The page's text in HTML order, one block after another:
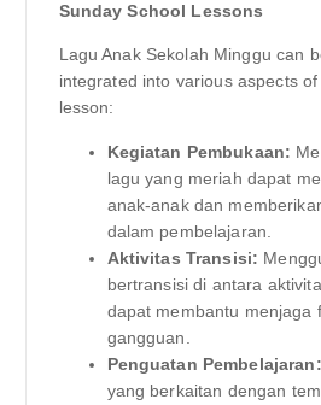
Sunday School Lessons
Lagu Anak Sekolah Minggu can
integrated into various aspects
lesson:
Kegiatan Pembukaan:
lagu yang meriah dapat
anak-anak dan
dalam pembelajaran.
Aktivitas Transisi:
bertransisi di antara
dapat membantu menjaga
gangguan.
Penguatan Pembelajaran:
yang berkaitan dengan